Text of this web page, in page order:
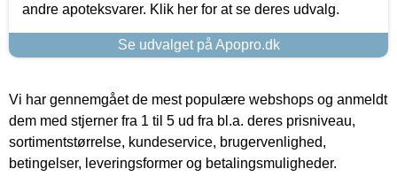
andre apoteksvarer. Klik her for at se deres udvalg.
Se udvalget på Apopro.dk
Vi har gennemgået de mest populære webshops og anmeldt
dem med stjerner fra 1 til 5 ud fra bl.a. deres prisniveau,
sortimentstørrelse, kundeservice, brugervenlighed,
betingelser, leveringsformer og betalingsmuligheder.